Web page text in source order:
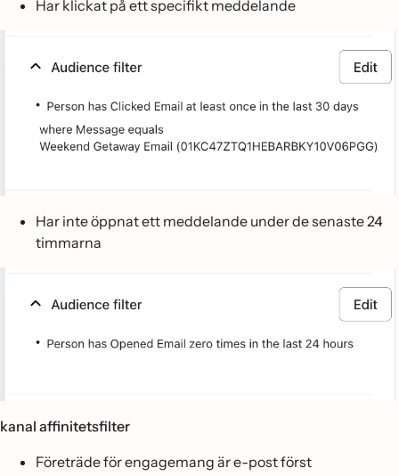
Har klickat på ett specifikt meddelande
Har inte öppnat ett meddelande under de senaste 24
timmarna
kanal affinitetsfilter
Företräde för engagemang är e-post först